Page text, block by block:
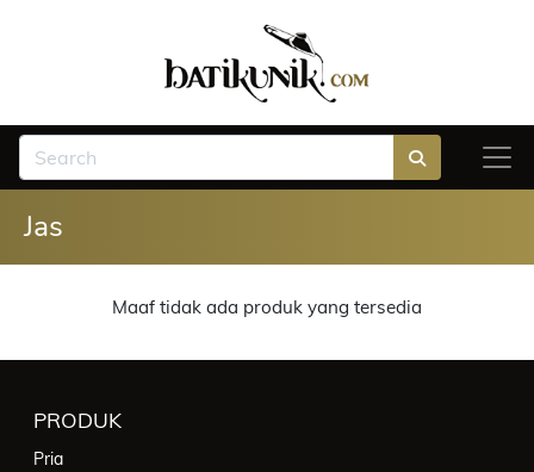
Jas
Maaf tidak ada produk yang tersedia
PRODUK
Pria